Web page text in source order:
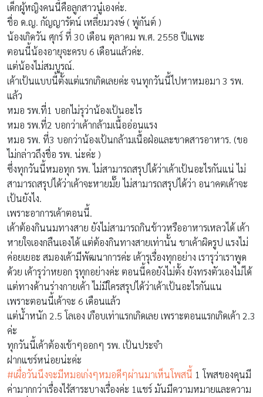
เด็กผู้หญิงคนนี้คือลูกสาวนู๋เองค่ะ.
ชื่อ ด.ญ. กัญญารัตน์ เหลี่ยมวงษ์ ( พู่กันต์ )
น้องเกิดวัน ศุกร์ ที่ 30 เดือน ตุลาคม พ.ศ. 2558 ปีแพะ
ตอนนี้น้องอายุจะครบ 6 เดือนแล้วค่ะ.
แต่น้องไม่สมบูรณ์.
เค้าเป้นแบบนี้ตั้งแต่แรกเกิดเลยค่ะ จนทุกวันนี้ไปหาหมอมา 3 รพ.
แล้ว
หมอ รพ.ที่1 บอกไม่รุว่าน้องเป้นอะไร
หมอ รพ.ที่2 บอกว่าเค้ากล้ามเนื้ออ่อนแรง
หมอ รพ. ที่3 บอกว่าน้องเป้นกล้ามเนื้อฝ่อและขาดสารอาหาร. (ขอ
ไม่กล่าวถึงชื่อ รพ. น่ะค่ะ )
ซึ่งทุกวันนี้หมอทุก รพ. ไม่สามารถสรุปได้ว่าเค้าเป้นอะไรกันแน่ ไม่
สามารถสรุปได้ว่าเค้าจะหายมั๊ย ไม่สามารถสรุปได้ว่า อนาคตเค้าจะ
เป้นยังไง.
เพราะอาการเค้าตอนนี้.
เค้าต้องกินนมทางสาย ยังไม่สามารถกินข้าวหรืออาหารเหลวได้ เค้า
หายใจเองกลืนเองได้ แต่ต้องกินทางสายเท่านั้น ขาเค้าผิดรูป แรงไม่
ค่อยเยอะ สมองเค้ามีพัฒนาการค่ะ เค้ารุเรื่องทุกอย่าง เรารุว่าเราพูด
ด้วย เค้ารุว่าหยอก รุทุกอย่างค่ะ ตอนนี้คอยังไม่ตั้ง ยังทรงตัวเองไม่ได้
แต่ทางด้านร่างกายเค้า ไม่มีใครสรุปได้ว่าเค้าเป้นอะไรกันแน
เพราะตอนนี้เค้าจะ 6 เดือนแล้ว
แต่น้ำหนัก 2.5 โลเอง เกือบเท่าแรกเกิดเลย เพราะตอนแรกเกิดเค้า 2.3
ค่ะ
ทุกวันนี้เค้าต้องเข้าๆออกๆ รพ. เป้นประจำ
ฝากแชร์หน่อยน่ะค่ะ
‪#‎เผื่อวันนึงจะมีหมอเก่งๆหมอดีๆผ่านมาเห็นโพสนี้ 1 โพสของคุนมี
ค่ามากกว่าเรื่องไร้สาระบางเรื่องค่ะ 1แชร์ มันมีความหมายและความ